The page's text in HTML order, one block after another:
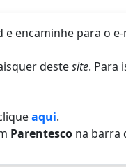
encaminhe para o
destesite. Para
aqui.
Parentesco na barra